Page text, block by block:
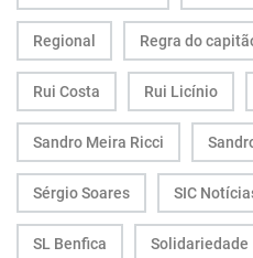
Regional Regra do
Rui Costa Rui Licínio
Sandro Meira Ricci
Sérgio Soares SIC
SL Benfica Solidariedade